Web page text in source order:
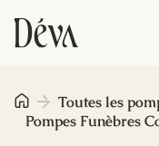
Obsèques
Toutes les
Pompes Funèbres